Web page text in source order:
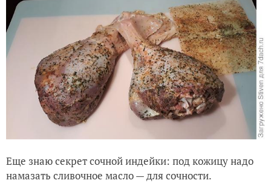
Еще знаю секрет сочной индейки: под кожицу надо
намазать сливочное масло — для сочности.